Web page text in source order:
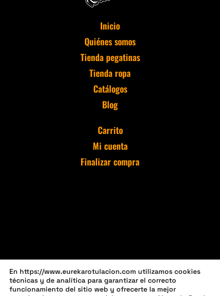
Inicio
Quiénes somos
Tienda pegatinas
Tienda ropa
Catálogos
Blog
Carrito
Mi cuenta
Finalizar compra
En https://www.eurekarotulacion.com utilizamos cookies
técnicas y de analítica para garantizar el correcto
funcionamiento del sitio web y ofrecerte la mejor